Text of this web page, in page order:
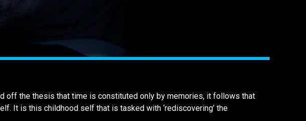
off the thesis that time is constituted only by memories, it follows that
It is this childhood self that is tasked with ‘rediscovering’ the